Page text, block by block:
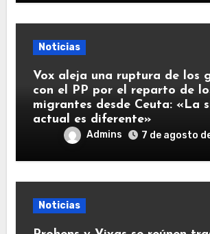
Noticias
Vox aleja una ruptura de los
con el PP por el reparto de
migrantes desde Ceuta: «La
actual es diferente»
Admins 7 de agosto
Noticias